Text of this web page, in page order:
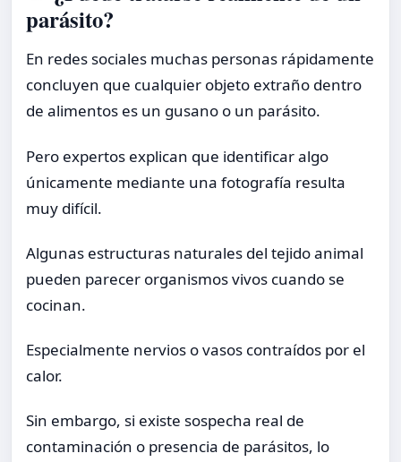
parásito?
En redes sociales muchas personas rápidamente
concluyen que cualquier objeto extraño dentro
de alimentos es un gusano o un parásito.
Pero expertos explican que identificar algo
únicamente mediante una fotografía resulta
muy difícil.
Algunas estructuras naturales del tejido animal
pueden parecer organismos vivos cuando se
cocinan.
Especialmente nervios o vasos contraídos por el
calor.
Sin embargo, si existe sospecha real de
contaminación o presencia de parásitos, lo